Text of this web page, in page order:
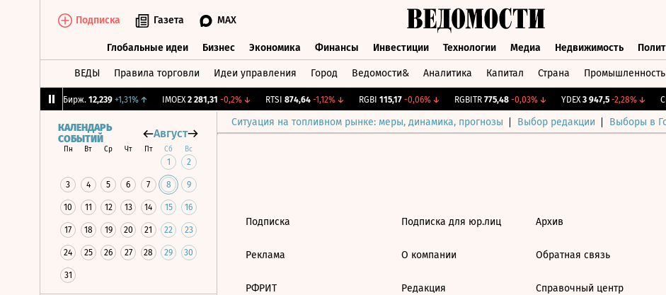
Подписка Газета MAX
Глобальные идеи Бизнес Экономика Финансы Инвестиции Технологии Медиа Недвижимость
ВЕДЫ Правила торговли Идеи управления Город Ведомости& Аналитика Капитал Страна Промышленность
CNY Бирж. 12,239 +1,31%↑ IMOEX 2 281,31 -0,2%↓ RTSI 874,64 -1,12%↓ RGBI 115,17 -0,06%↓ RGBITR 775,48 -0,03%↓ YDEX 3 947,5 -2,28%↓
Ситуация на топливном рынке: меры, динамика, прогнозы Выбор редакции Выборы в
КАЛЕНДАРЬ
СОБЫТИЙ
Август
Пн Вт Ср Чт Пт Сб Вс
1 2
3 4 5 6 7 8 9
10 11 12 13 14 15 16
17 18 19 20 21 22 23
24 25 26 27 28 29 30
31
Подписка
Реклама
РФРИТ
Подписка для юр.лиц
О компании
Редакция
Архив
Обратная связь
Справочный центр